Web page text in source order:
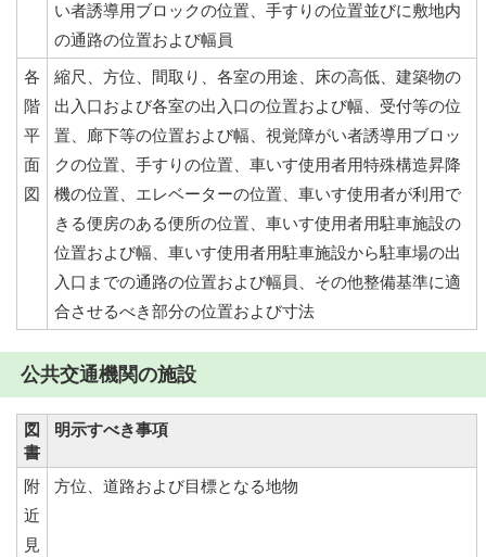
い者誘導用ブロックの位置、手すりの位置並びに敷地内
の通路の位置および幅員
各
階
平
面
図
縮尺、方位、間取り、各室の用途、床の高低、建築物の
出入口および各室の出入口の位置および幅、受付等の位
置、廊下等の位置および幅、視覚障がい者誘導用ブロッ
クの位置、手すりの位置、車いす使用者用特殊構造昇降
機の位置、エレベーターの位置、車いす使用者が利用で
きる便房のある便所の位置、車いす使用者用駐車施設の
位置および幅、車いす使用者用駐車施設から駐車場の出
入口までの通路の位置および幅員、その他整備基準に適
合させるべき部分の位置および寸法
公共交通機関の施設
図
書
明示すべき事項
附
近
見
方位、道路および目標となる地物